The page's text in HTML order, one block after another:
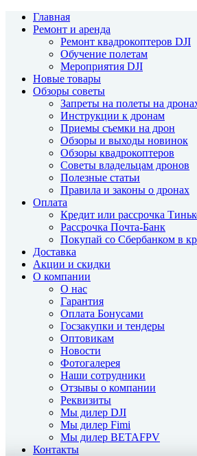
Главная
Ремонт и аренда
Ремонт квадрокоптеров DJI
Обучение полетам
Мероприятия DJI
Новые товары
Обзоры советы
Запреты на полеты на
Инструкции к дронам
Приемы съемки на дрон
Обзоры и выходы новинок
Обзоры квадрокоптеров
Советы владельцам дронов
Полезные статьи
Правила и законы о дронах
Оплата
Кредит или рассрочка
Рассрочка Почта-Банк
Покупай со Сбербанком в
Доставка
Акции и скидки
О компании
О нас
Гарантия
Оплата Бонусами
Госзакупки и тендеры
Оптовикам
Новости
Фотогалерея
Наши сотрудники
Отзывы о компании
Реквизиты
Мы дилер DJI
Мы дилер Fimi
Мы дилер BETAFPV
Контакты